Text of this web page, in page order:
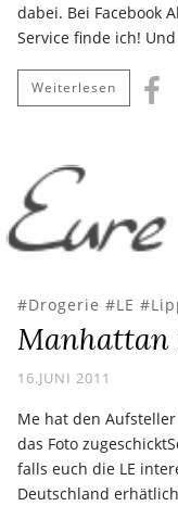
dabei. Bei Facebook
Service finde ich!
Weiterlesen
Drogerie LE
Manhattan
16.JUNI 2011
Me hat den
das Foto
falls euch die LE
Deutschland